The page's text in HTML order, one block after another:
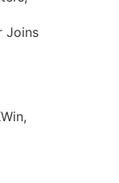
Joins